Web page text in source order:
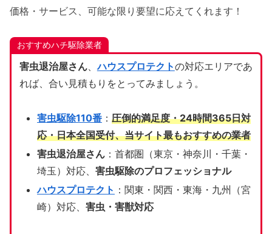
価格・サービス、可能な限り要望に応えてくれます！
おすすめハチ駆除業者
害虫退治屋さん、ハウスプロテクトの対応エリアであ
れば、合い見積もりをとってみましょう。
害虫駆除110番： 圧倒的満足度・24時間365日対
応・日本全国受付、当サイト最もおすすめの業者
害虫退治屋さん：首都圏（東京・神奈川・千葉・
埼玉）対応、 害虫駆除のプロフェッショナル
ハウスプロテクト ：関東・関西・東海・九州（宮
崎）対応、 害虫・害獣対応